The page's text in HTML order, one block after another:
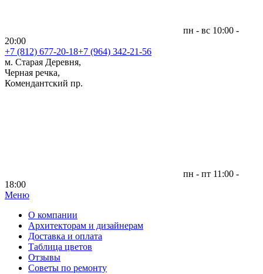
пн - вс 10:00 -
20:00
+7 (812) 677-20-18+7 (964) 342-21-56
м. Старая Деревня,
Черная речка,
Комендантский пр.
пн - пт 11:00 -
18:00
Меню|
О компании
Архитекторам и дизайнерам
Доставка и оплата
Таблица цветов
Отзывы
Советы по ремонту